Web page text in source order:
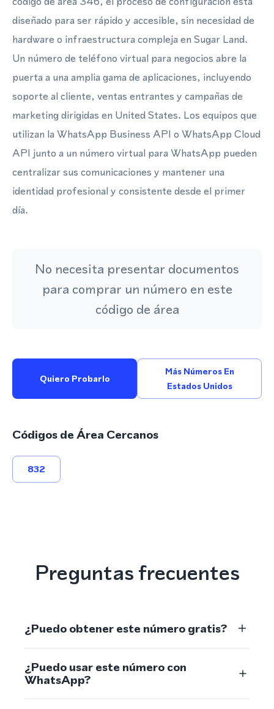
diseñado para ser rápido y accesible, sin necesidad de
hardware o infraestructura compleja en Sugar Land.
Un número de teléfono virtual para negocios abre la
puerta a una amplia gama de aplicaciones, incluyendo
soporte al cliente, ventas entrantes y campañas de
marketing dirigidas en United States. Los equipos que
utilizan la WhatsApp Business API o WhatsApp Cloud
API junto a un número virtual para WhatsApp pueden
centralizar sus comunicaciones y mantener una
identidad profesional y consistente desde el primer
día.
No necesita presentar documentos
para comprar un número en este
código de área
Quiero Probarlo
Más Números En
Estados Unidos
Códigos de Área Cercanos
832
Preguntas frecuentes
¿Puedo obtener este número gratis?
¿Puedo usar este número con
WhatsApp?